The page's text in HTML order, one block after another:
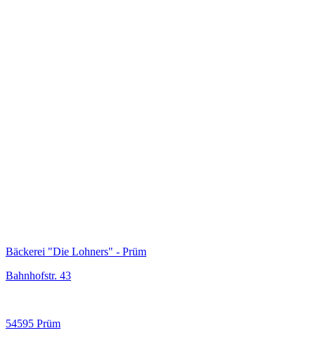
Bäckerei "Die Lohners" - Prüm
Bahnhofstr. 43
54595 Prüm